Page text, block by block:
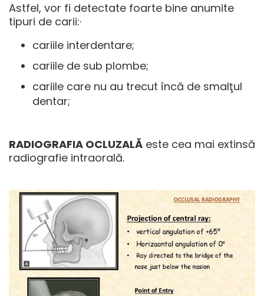
Astfel, vor fi detectate foarte bine anumite
tipuri de carii:·
cariile interdentare;
cariile de sub plombe;
cariile care nu au trecut încă de smalţul
dentar;
RADIOGRAFIA OCLUZALĂ este cea mai extinsă
radiografie intraorală.